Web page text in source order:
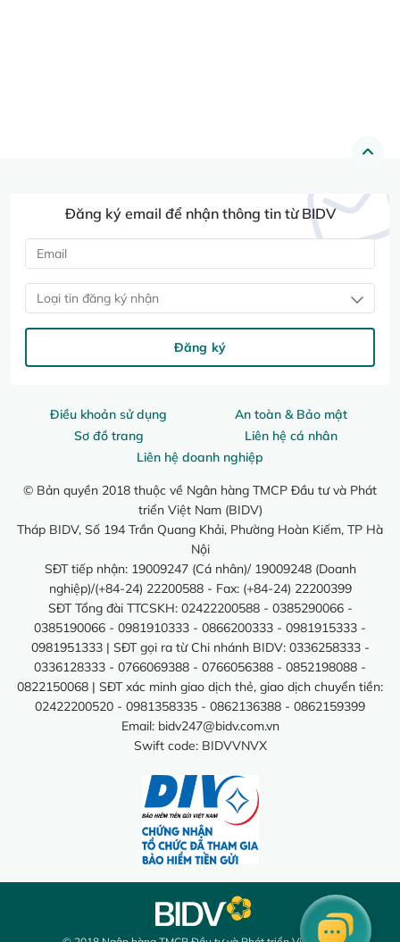
Điều khoản sử dụng
An toàn & Bảo mật
Sơ đồ trang
Liên hệ cá nhân
Liên hệ doanh nghiệp
© Bản quyền 2018 thuộc về Ngân hàng TMCP Đầu tư và Phát
triển Việt Nam (BIDV)
Tháp BIDV, Số 194 Trần Quang Khải, Phường Hoàn Kiếm, TP Hà
Nội
SĐT tiếp nhận: 19009247 (Cá nhân)/ 19009248 (Doanh
nghiệp)/(+84-24) 22200588 - Fax: (+84-24) 22200399
SĐT Tổng đài TTCSKH: 02422200588 - 0385290066 -
0385190066 - 0981910333 - 0866200333 - 0981915333 -
0981951333 | SĐT gọi ra từ Chi nhánh BIDV: 0336258333 -
0336128333 - 0766069388 - 0766056388 - 0852198088 -
0822150068 | SĐT xác minh giao dịch thẻ, giao dịch chuyển tiền:
02422200520 - 0981358335 - 0862136388 - 0862159399
Email: bidv247@bidv.com.vn
Swift code: BIDVVNVX
Đăng ký email để nhận thông tin từ BIDV
Loại tin đăng ký nhận
Đăng ký